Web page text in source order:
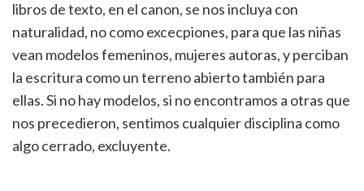
libros de texto, en el canon, se nos incluya con
naturalidad, no como excecpiones, para que las niñas
vean modelos femeninos, mujeres autoras, y perciban
la escritura como un terreno abierto también para
ellas. Si no hay modelos, si no encontramos a otras que
nos precedieron, sentimos cualquier disciplina como
algo cerrado, excluyente.